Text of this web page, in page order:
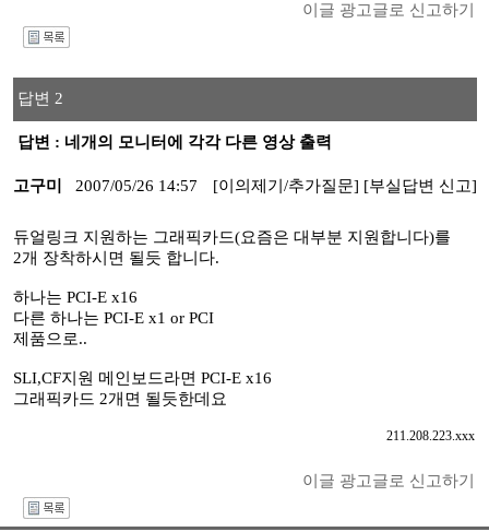
이글 광고글로 신고하기
답변 2
답변 : 네개의 모니터에 각각 다른 영상 출력
고구미 2007/05/26 14:57 [이의제기/추가질문] [부실답변 신고]
듀얼링크 지원하는 그래픽카드(요즘은 대부분 지원합니다)를
2개 장착하시면 될듯 합니다.
하나는 PCI-E x16
다른 하나는 PCI-E x1 or PCI
제품으로..
SLI,CF지원 메인보드라면 PCI-E x16
그래픽카드 2개면 될듯한데요
211.208.223.xxx
이글 광고글로 신고하기